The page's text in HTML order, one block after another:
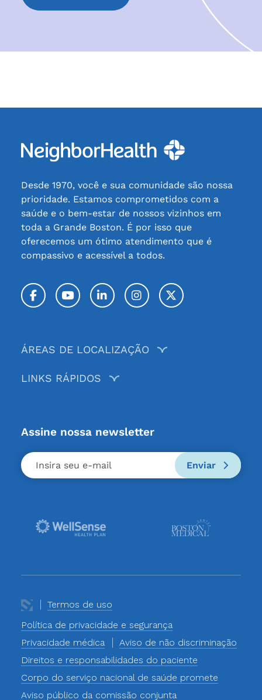
Desde 1970, você e sua comunidade são nossa
prioridade. Estamos comprometidos com a
saúde e o bem-estar de nossos vizinhos em
toda a Grande Boston. É por isso que
oferecemos um ótimo atendimento que é
compassivo e acessível a todos.
FacebookYouTubeLinkedInInstagramTwitter / X
ÁREAS DE LOCALIZAÇÃO
LINKS RÁPIDOS
Assine nossa newsletter
Enviar
Termos de uso
Política de privacidade e segurança
Privacidade médica
Aviso de não discriminação
Direitos e responsabilidades do paciente
Corpo do serviço nacional de saúde promete
Aviso público da comissão conjunta